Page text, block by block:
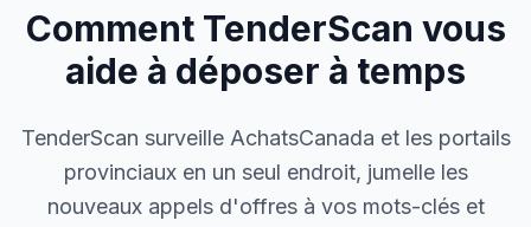
Comment TenderScan vous
aide à déposer à temps
TenderScan surveille AchatsCanada et les portails
provinciaux en un seul endroit, jumelle les
nouveaux appels d'offres à vos mots-clés et